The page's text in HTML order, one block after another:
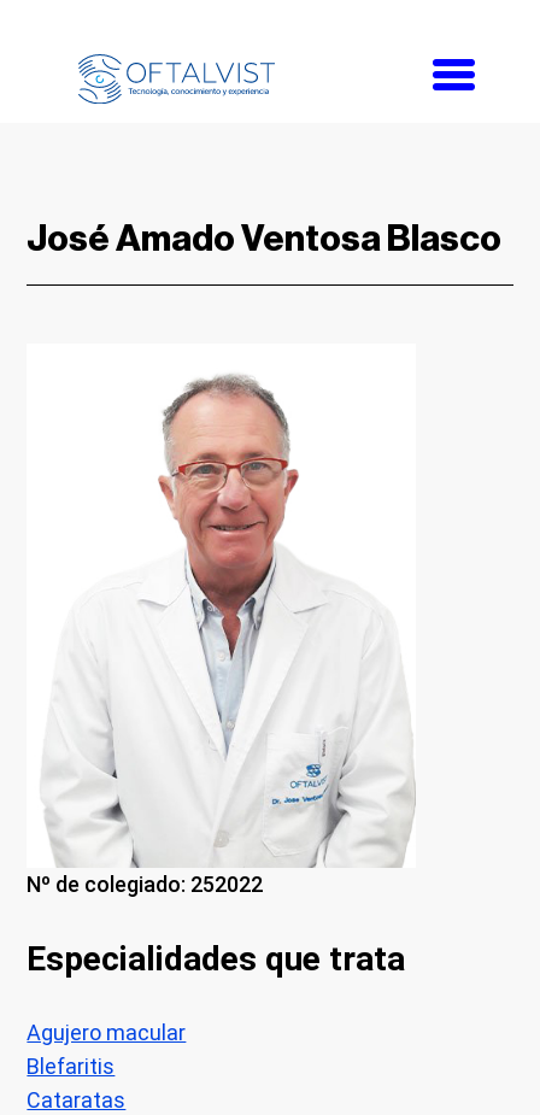
Toggle
José Amado Ventosa Blasco
Nº de colegiado: 252022
Especialidades que trata
Agujero macular
Blefaritis
Cataratas